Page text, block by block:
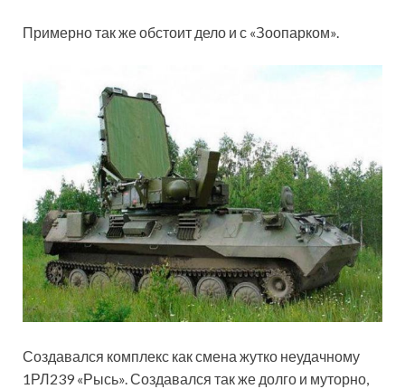
Примерно так же обстоит дело и с «Зоопарком».
Создавался комплекс как смена жутко неудачному
1РЛ239 «Рысь». Создавался так же долго и муторно,